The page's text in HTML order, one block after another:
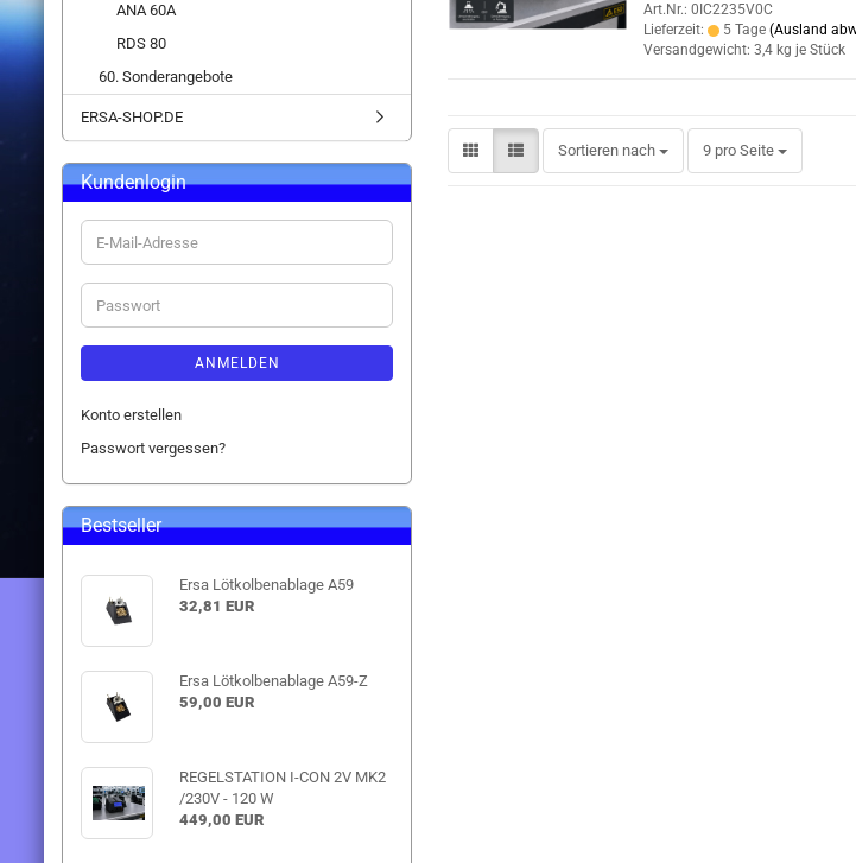
Art.Nr.: 0IC2235V0C
Lieferzeit:
5 Tage (Ausland
Versandgewicht: 3,4 kg je Stück
Sortieren nach
Sortieren nach 9 pro Seite
pro Seite
ANA 60A
RDS 80
60. Sonderangebote
ERSA-SHOP.DE
Kundenlogin
E-
Mail-
Adresse
Passwort
ANMELDEN
Konto erstellen
Passwort vergessen?
Bestseller
Ersa Lötkolbenablage A59
32,81 EUR
Ersa Lötkolbenablage A59-Z
59,00 EUR
REGELSTATION I-CON 2V MK2
/230V - 120 W
449,00 EUR